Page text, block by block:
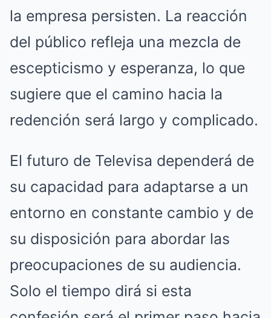
la empresa persisten. La reacción
del público refleja una mezcla de
escepticismo y esperanza, lo que
sugiere que el camino hacia la
redención será largo y complicado.
El futuro de Televisa dependerá de
su capacidad para adaptarse a un
entorno en constante cambio y de
su disposición para abordar las
preocupaciones de su audiencia.
Solo el tiempo dirá si esta